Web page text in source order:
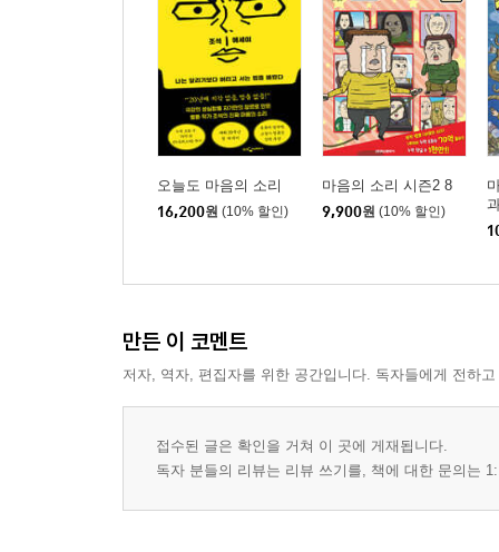
오늘도 마음의 소리
16,200원 (10% 할인)
마음의 소리 시즌2 8
9,900원 (10% 할인)
만든 이 코멘트
저자, 역자, 편집자를 위한 공간입니다. 독자들에게 전하
접수된 글은 확인을 거쳐 이 곳에 게재됩니다.
독자 분들의 리뷰는 리뷰 쓰기를, 책에 대한 문의는